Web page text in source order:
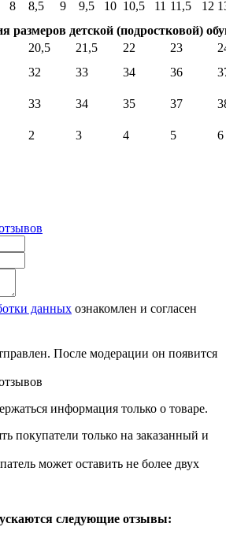
8 8,5 9 9,5 10 10,5 11 11,5 12
размеров детской (подростковой)
20,5 21,5 22 23
32 33 34 36
33 34 35 37
2 3 4 5 6
данных ознакомлен и согласен
После модерации он появится
информация только о товаре.
покупатели только на заказанный и
может оставить не более двух
следующие отзывы: